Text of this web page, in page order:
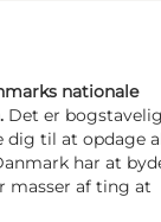
nationale
Det er
dig til at opdage
har at
masser af ting at